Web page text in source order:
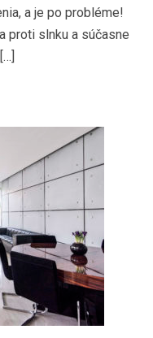
a je po probléme!
proti slnku a súčasne